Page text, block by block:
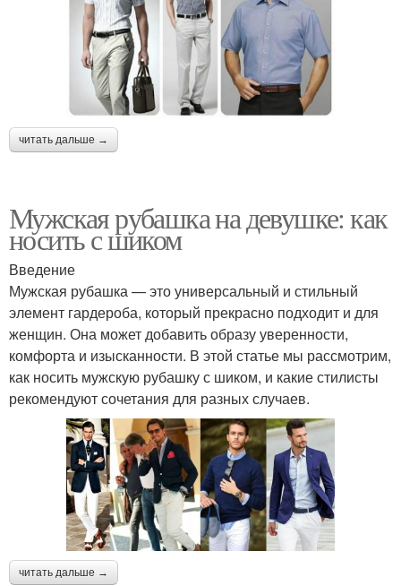
читать дальше →
Мужская рубашка на девушке: как
носить с шиком
Введение
Мужская рубашка — это универсальный и стильный
элемент гардероба, который прекрасно подходит и для
женщин. Она может добавить образу уверенности,
комфорта и изысканности. В этой статье мы рассмотрим,
как носить мужскую рубашку с шиком, и какие стилисты
рекомендуют сочетания для разных случаев.
читать дальше →